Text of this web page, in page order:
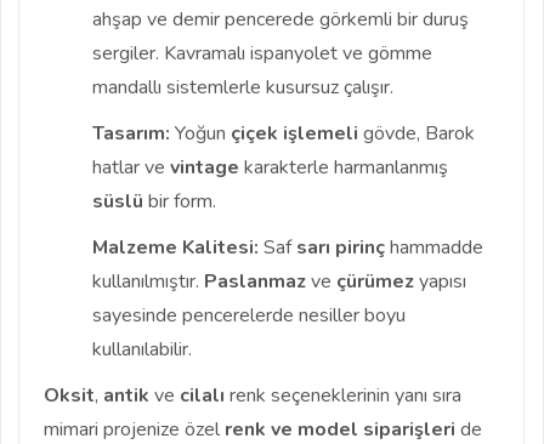
ahşap ve demir pencerede görkemli bir duruş
sergiler. Kavramalı ispanyolet ve gömme
mandallı sistemlerle kusursuz çalışır.
Tasarım: Yoğun çiçek işlemeli gövde, Barok
hatlar ve vintage karakterle harmanlanmış
süslü bir form.
Malzeme Kalitesi: Safsarı pirinçhammadde
kullanılmıştır. Paslanmazve çürümezyapısı
sayesinde pencerelerde nesiller boyu
kullanılabilir.
Oksit, antik ve cilalı renk seçeneklerinin yanı sıra
mimari projenize özel renk ve model siparişleri de